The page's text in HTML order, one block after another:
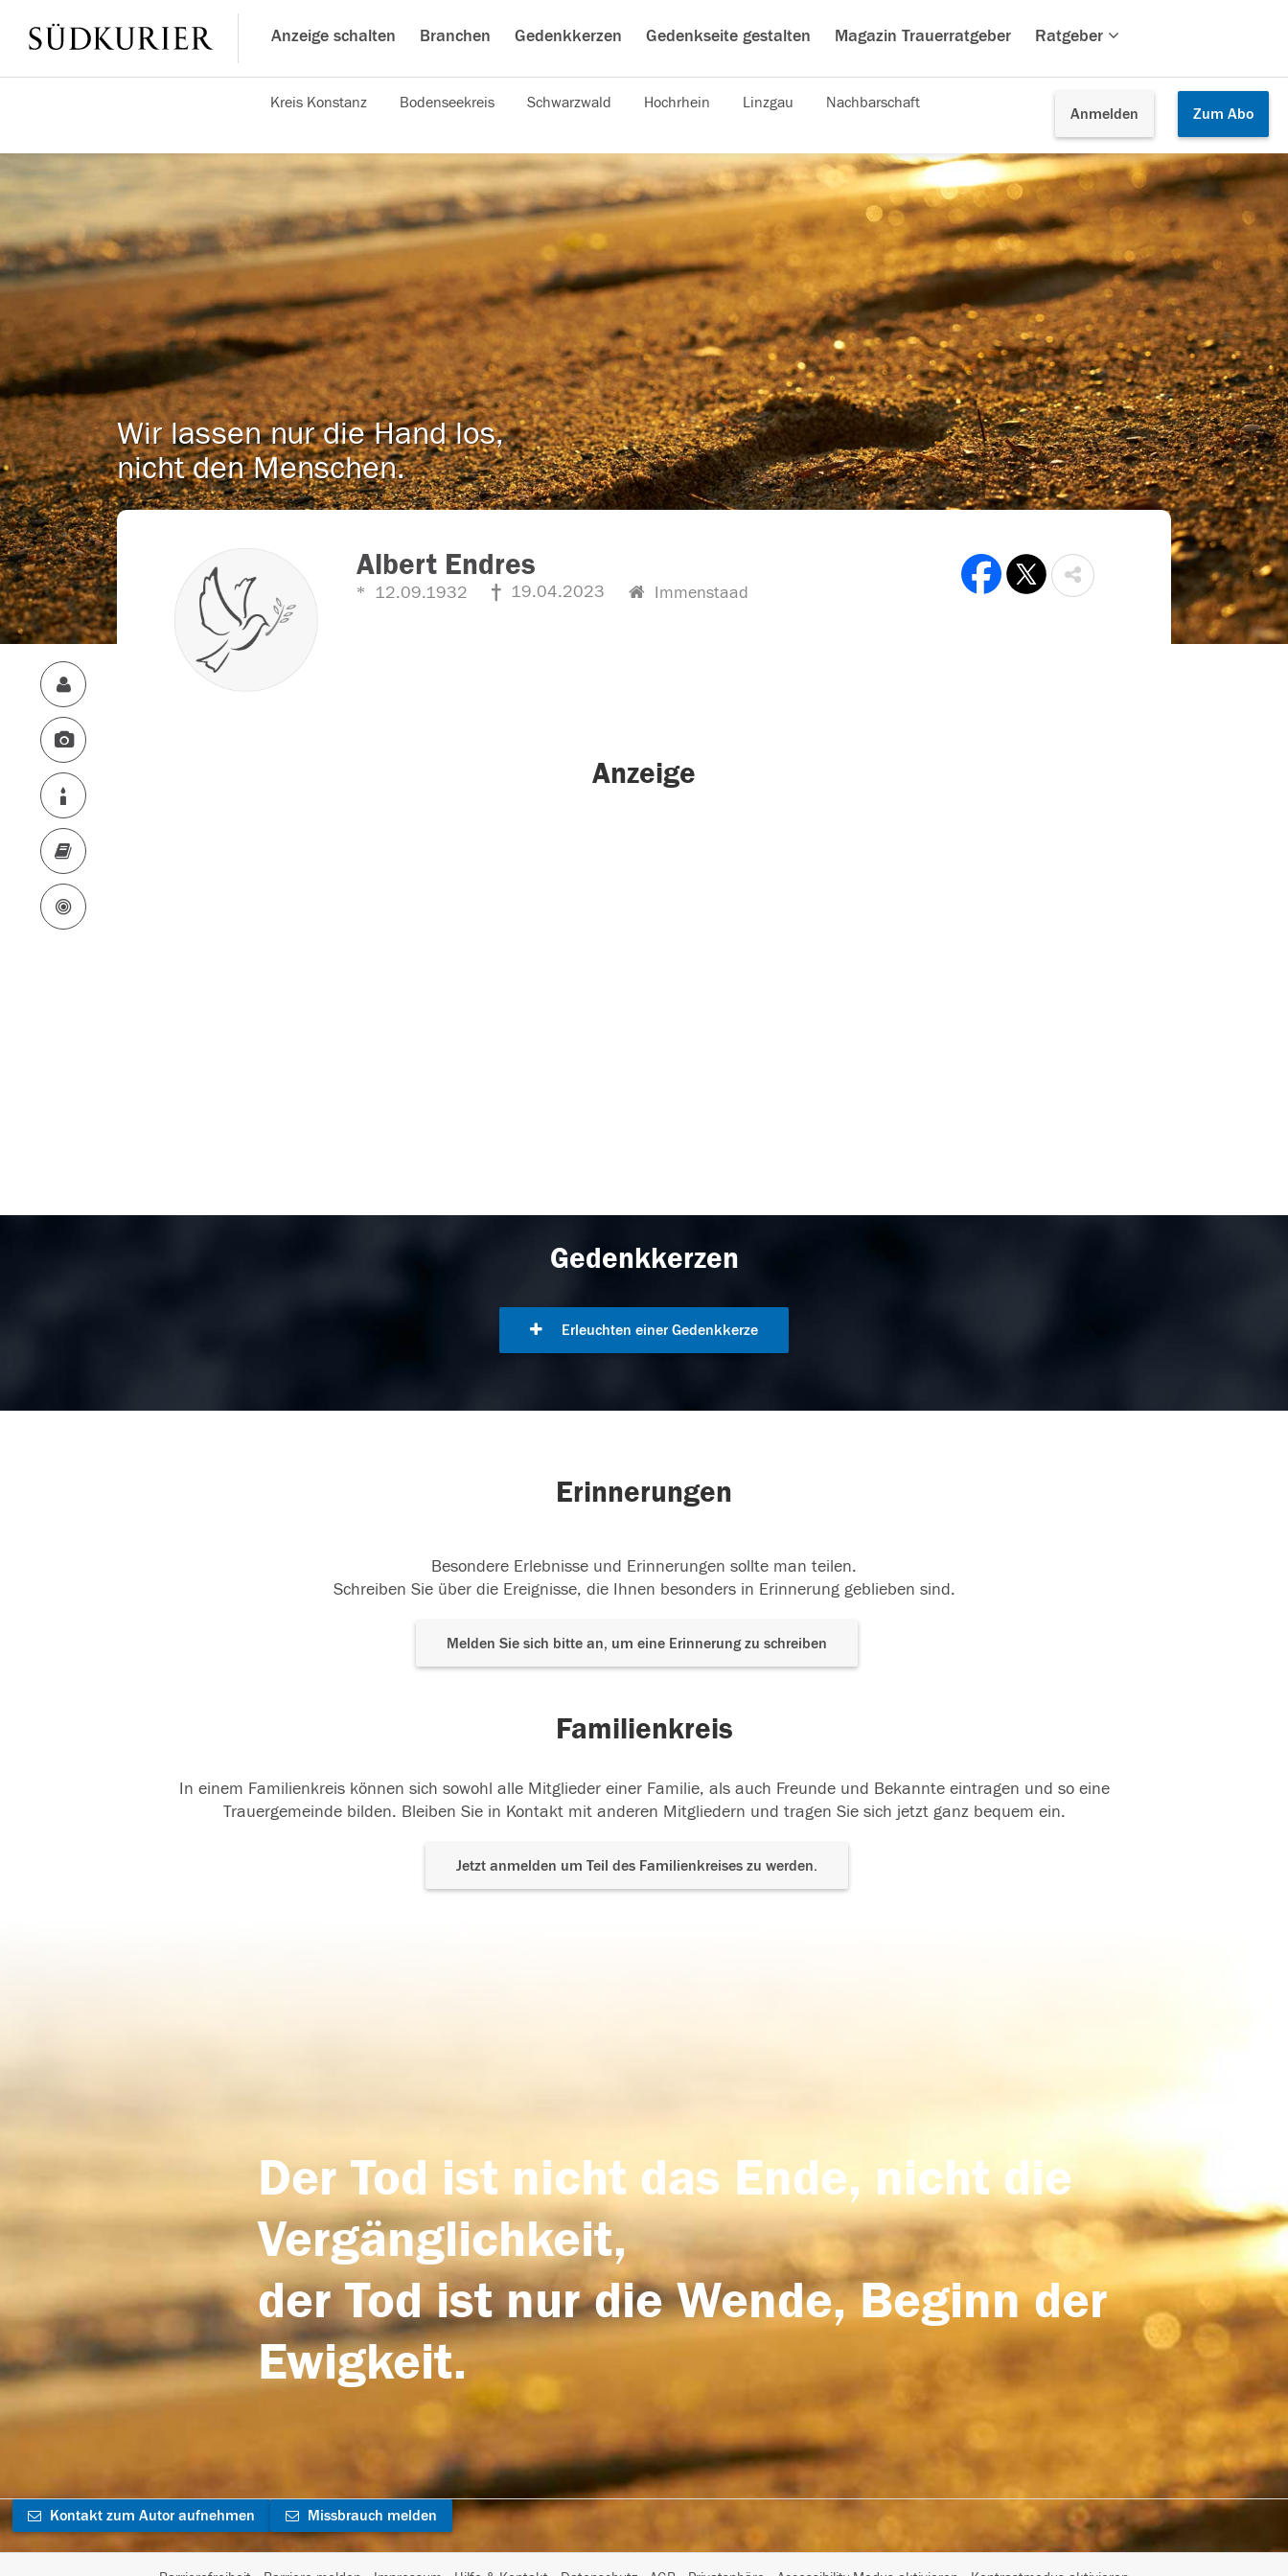
Anzeige schalten Branchen Gedenkkerzen Gedenkseite gestalten Magazin Trauerratgeber Ratgeber
Anmelden Zum Abo
Kreis Konstanz Bodenseekreis Schwarzwald Hochrhein Linzgau Nachbarschaft
Wir lassen nur die Hand los,
nicht den Menschen.
Albert Endres
12.09.1932 19.04.2023 Immenstaad
Anzeige
Gedenkkerzen
Erleuchten einer Gedenkkerze
Erinnerungen
Besondere Erlebnisse und Erinnerungen sollte man teilen.
Schreiben Sie über die Ereignisse, die Ihnen besonders in Erinnerung geblieben sind.
Melden Sie sich bitte an, um eine Erinnerung zu schreiben
Familienkreis
In einem Familienkreis können sich sowohl alle Mitglieder einer Familie, als auch Freunde und Bekannte eintragen und so eine
Trauergemeinde bilden. Bleiben Sie in Kontakt mit anderen Mitgliedern und tragen Sie sich jetzt ganz bequem ein.
Jetzt anmelden um Teil des Familienkreises zu werden.
Der Tod ist nicht das Ende, nicht die
Vergänglichkeit,
der Tod ist nur die Wende, Beginn der
Ewigkeit.
Kontakt zum Autor aufnehmen Missbrauch melden